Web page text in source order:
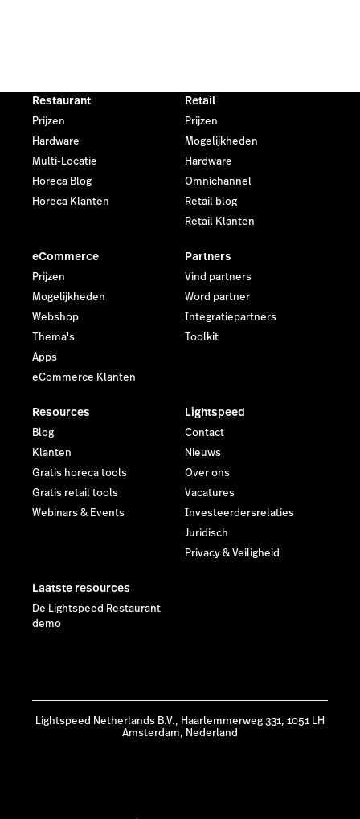
Restaurant
Prijzen
Hardware
Multi-Locatie
Horeca Blog
Horeca Klanten
Retail
Prijzen
Mogelijkheden
Hardware
Omnichannel
Retail blog
Retail Klanten
eCommerce
Prijzen
Mogelijkheden
Webshop
Thema's
Apps
eCommerce Klanten
Partners
Vind partners
Word partner
Integratiepartners
Toolkit
Resources
Blog
Klanten
Gratis horeca tools
Gratis retail tools
Webinars & Events
Lightspeed
Contact
Nieuws
Over ons
Vacatures
Investeerdersrelaties
Juridisch
Privacy & Veiligheid
Laatste resources
De Lightspeed Restaurant
demo
Lightspeed Netherlands B.V., Haarlemmerweg 331, 1051 LH
Amsterdam, Nederland